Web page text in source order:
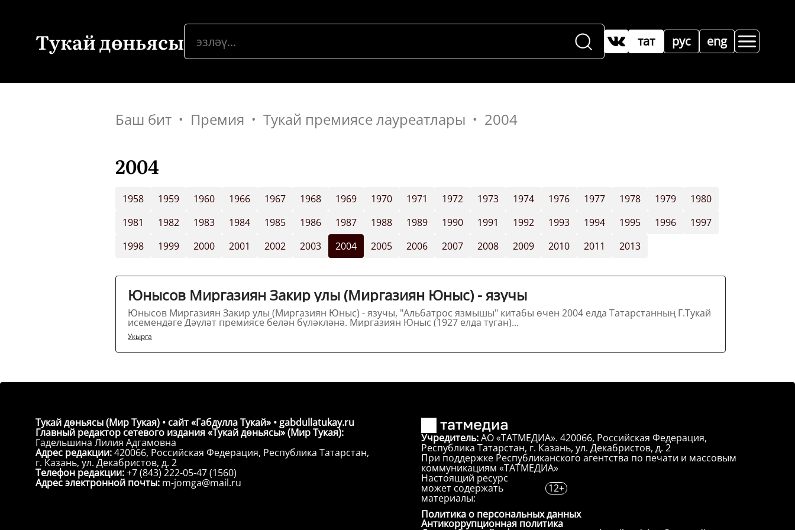
Тукай дөньясы рус
тат eng
Баш бит Премия Тукай премиясе лауреатлары 2004
2004
1958 1959 1960 1966 1967 1968 1969 1970 1971 1972 1973 1974 1976 1977 1978 1979
1980
1981
1982 1983 1984 1985 1986 1987 1988 1989 1990 1991 1992 1993 1994 1995 1996
1997
1998
1999 2000 2001 2002 2003 2004 2005 2006 2007 2008 2009 2010 2011 2013
Юнысов Миргазиян Закир улы (Миргазиян Юныс) - язучы
Юнысов Миргазиян Закир улы (Миргазиян Юныс) - язучы, "Альбатрос язмышы" китабы өчен 2004 елда Татарстанның Г.Тукай
исемендәге Дәүләт премиясе белән бүләкләнә. Миргазиян Юныс (1927 елда туган)...
Укырга
Тукай дөньясы (Мир Тукая) • сайт «Габдулла Тукай» • gabdullatukay.ru
Главный редактор сетевого издания «Тукай дөньясы» (Мир Тукая):
Гадельшина Лилия Адгамовна
Адрес редакции:420066, Российская Федерация, Республика Татарстан,
г. Казань, ул. Декабристов, д. 2
Телефон редакции:+7 (843) 222-05-47 (1560)
Адрес электронной почты: m-jomga@mail.ru
Политика о персональных данных
Антикоррупционная политика
Учредитель:АО «ТАТМЕДИА». 420066, Российская Федерация,
Республика Татарстан, г. Казань, ул. Декабристов, д. 2
При поддержке Республиканского агентства по печати и массовым
коммуникациям «ТАТМЕДИА»
Настоящий ресурс
может содержать
материалы:
12+